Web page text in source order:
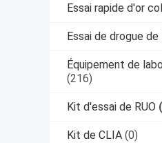
Essai rapide d'or
Essai de drogue de
Équipement de
(216)
Kit d'essai de RUO
Kit de CLIA (0)